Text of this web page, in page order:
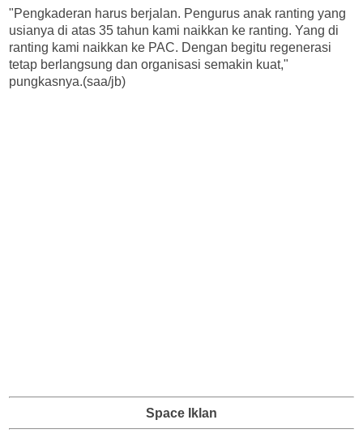
"Pengkaderan harus berjalan. Pengurus anak ranting yang
usianya di atas 35 tahun kami naikkan ke ranting. Yang di
ranting kami naikkan ke PAC. Dengan begitu regenerasi
tetap berlangsung dan organisasi semakin kuat,"
pungkasnya.(saa/jb)
Space Iklan